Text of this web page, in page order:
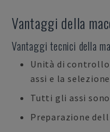
Vantaggi della
Vantaggi tecnici della
Unità di
assi e la
Tutti gli assi
Preparazione